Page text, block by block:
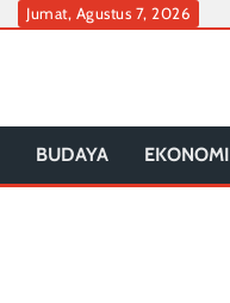
SkipJumat, Agustus 7, 2026
BUDAYA EKONOMI